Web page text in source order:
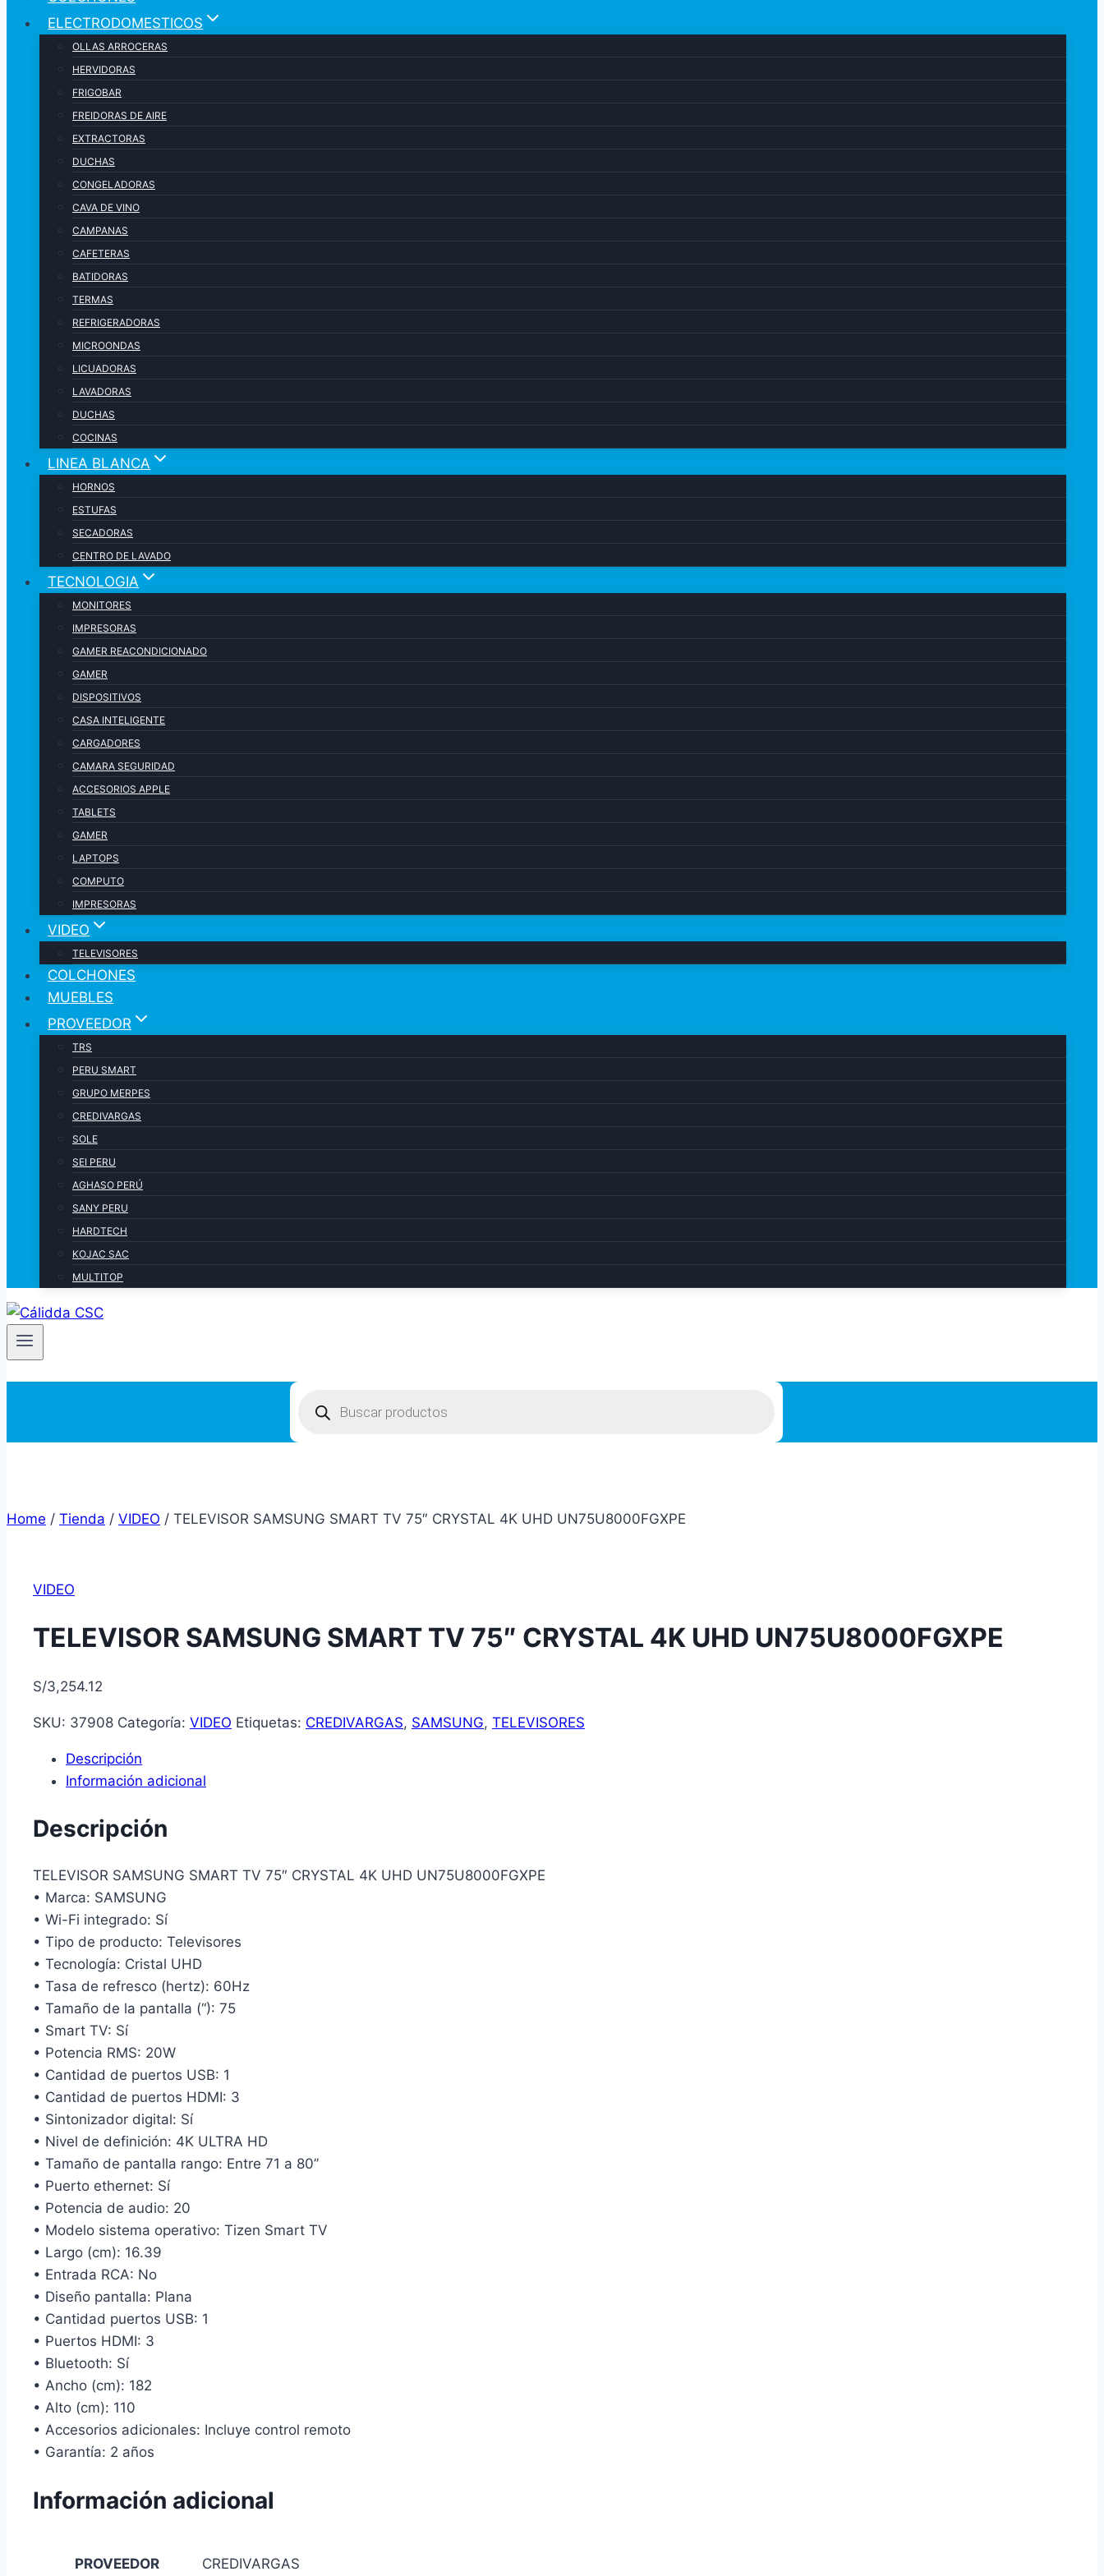
ELECTRODOMESTICOS
OLLAS ARROCERAS
HERVIDORAS
FRIGOBAR
FREIDORAS DE AIRE
EXTRACTORAS
DUCHAS
CONGELADORAS
CAVA DE VINO
CAMPANAS
CAFETERAS
BATIDORAS
TERMAS
REFRIGERADORAS
MICROONDAS
LICUADORAS
LAVADORAS
DUCHAS
COCINAS
LINEA BLANCA
HORNOS
ESTUFAS
SECADORAS
CENTRO DE LAVADO
TECNOLOGIA
MONITORES
IMPRESORAS
GAMER REACONDICIONADO
GAMER
DISPOSITIVOS
CASA INTELIGENTE
CARGADORES
CAMARA SEGURIDAD
ACCESORIOS APPLE
TABLETS
GAMER
LAPTOPS
COMPUTO
IMPRESORAS
VIDEO
TELEVISORES
COLCHONES
MUEBLES
PROVEEDOR
TRS
PERU SMART
GRUPO MERPES
CREDIVARGAS
SOLE
SEI PERU
AGHASO PERÚ
SANY PERU
HARDTECH
KOJAC SAC
MULTITOP
search
Home / Tienda / VIDEO / TELEVISOR SAMSUNG SMART TV 75″ CRYSTAL 4K UHD UN75U8000FGXPE
VIDEO
TELEVISOR SAMSUNG SMART TV 75″ CRYSTAL 4K UHD UN75U8000FGXPE
S/3,254.12
SKU: 37908 Categoría: VIDEO Etiquetas: CREDIVARGAS, SAMSUNG, TELEVISORES
Descripción
Información adicional
Descripción
TELEVISOR SAMSUNG SMART TV 75″ CRYSTAL 4K UHD UN75U8000FGXPE
• Marca: SAMSUNG
• Wi-Fi integrado: Sí
• Tipo de producto: Televisores
• Tecnología: Cristal UHD
• Tasa de refresco (hertz): 60Hz
• Tamaño de la pantalla (“): 75
• Smart TV: Sí
• Potencia RMS: 20W
• Cantidad de puertos USB: 1
• Cantidad de puertos HDMI: 3
• Sintonizador digital: Sí
• Nivel de definición: 4K ULTRA HD
• Tamaño de pantalla rango: Entre 71 a 80”
• Puerto ethernet: Sí
• Potencia de audio: 20
• Modelo sistema operativo: Tizen Smart TV
• Largo (cm): 16.39
• Entrada RCA: No
• Diseño pantalla: Plana
• Cantidad puertos USB: 1
• Puertos HDMI: 3
• Bluetooth: Sí
• Ancho (cm): 182
• Alto (cm): 110
• Accesorios adicionales: Incluye control remoto
• Garantía: 2 años
Información adicional
PROVEEDOR CREDIVARGAS